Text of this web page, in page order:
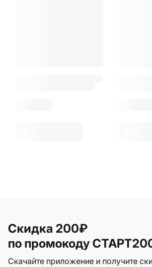
Скидка 200₽
по промокоду
Скачайте приложение и получите